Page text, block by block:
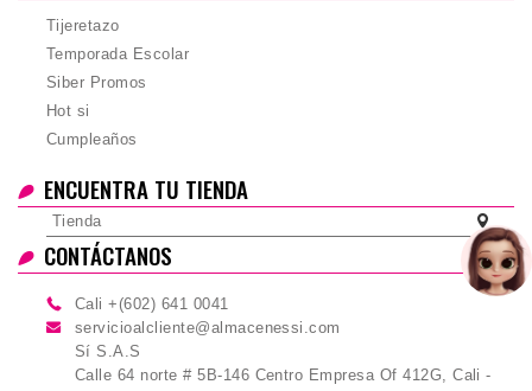
Tijeretazo
Temporada Escolar
Siber Promos
Hot si
Cumpleaños
ENCUENTRA TU TIENDA
Tienda
CONTÁCTANOS
Cali +(602) 641 0041
servicioalcliente@almacenessi.com
Sí S.A.S
Calle 64 norte # 5B-146 Centro Empresa Of 412G, Cali -